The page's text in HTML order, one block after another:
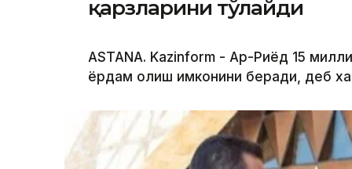
қарзларини тўлайди
ASTANA. Kazinform - Ар-Риёд 15
ёрдам олиш имконини беради, деб